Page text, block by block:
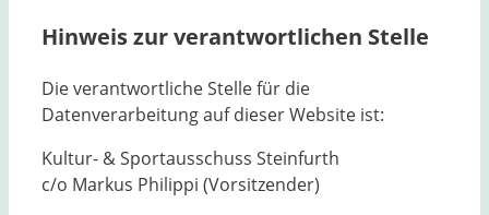
Hinweis zur verantwortlichen Stelle
Die verantwortliche Stelle für die
Datenverarbeitung auf dieser Website ist:
Kultur- & Sportausschuss Steinfurth
c/o Markus Philippi (Vorsitzender)